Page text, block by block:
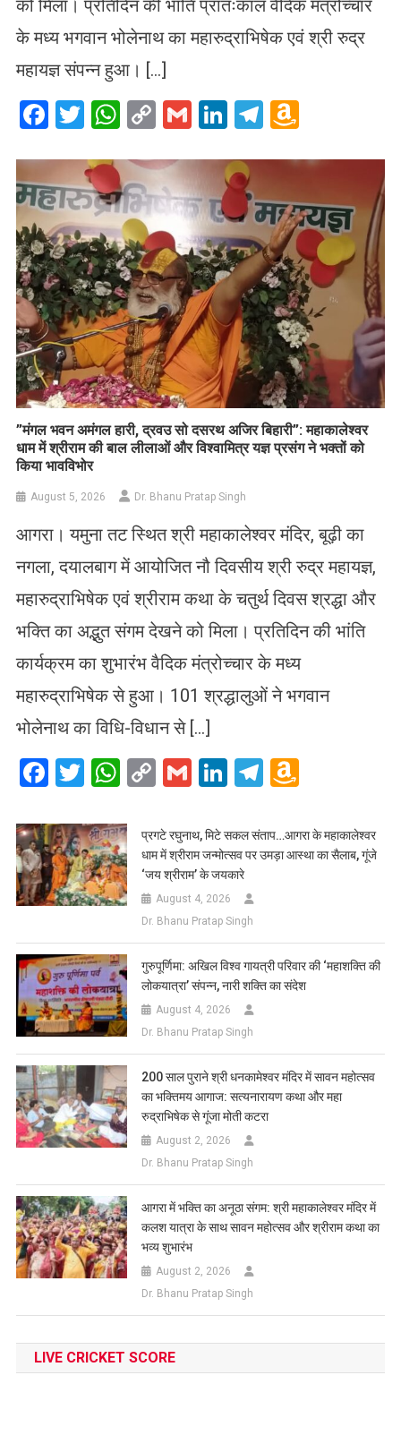
को मिला। प्रतिदिन की भांति प्रातःकाल वैदिक मंत्रोच्चार
के मध्य भगवान भोलेनाथ का महारुद्राभिषेक एवं श्री रुद्र
महायज्ञ संपन्न हुआ। […]
Facebook
Twitter
WhatsApp
CopyGmailLinkedIn
Telegram
List
​”मंगल भवन अमंगल हारी, द्रवउ सो दसरथ अजिर बिहारी”: महाकालेश्वर
धाम में श्रीराम की बाल लीलाओं और विश्वामित्र यज्ञ प्रसंग ने भक्तों को
किया भावविभोर
August 5, 2026 Dr. Bhanu Pratap Singh
आगरा। यमुना तट स्थित श्री महाकालेश्वर मंदिर, बूढ़ी का
नगला, दयालबाग में आयोजित नौ दिवसीय श्री रुद्र महायज्ञ,
महारुद्राभिषेक एवं श्रीराम कथा के चतुर्थ दिवस श्रद्धा और
भक्ति का अद्भुत संगम देखने को मिला। प्रतिदिन की भांति
कार्यक्रम का शुभारंभ वैदिक मंत्रोच्चार के मध्य
महारुद्राभिषेक से हुआ। 101 श्रद्धालुओं ने भगवान
भोलेनाथ का विधि-विधान से […]
Facebook
Twitter
WhatsApp
CopyGmailLinkedIn
Telegram
List
प्रगटे रघुनाथ, मिटे सकल संताप…आगरा के महाकालेश्वर
धाम में श्रीराम जन्मोत्सव पर उमड़ा आस्था का सैलाब, गूंजे
‘जय श्रीराम’ के जयकारे
August 4, 2026
Dr. Bhanu Pratap Singh
गुरुपूर्णिमा: अखिल विश्व गायत्री परिवार की ‘महाशक्ति की
लोकयात्रा’ संपन्न, नारी शक्ति का संदेश
August 4, 2026
Dr. Bhanu Pratap Singh
200 साल पुराने श्री धनकामेश्वर मंदिर में सावन महोत्सव
का भक्तिमय आगाज: सत्यनारायण कथा और महा
रुद्राभिषेक से गूंजा मोती कटरा
August 2, 2026
Dr. Bhanu Pratap Singh
आगरा में भक्ति का अनूठा संगम: श्री महाकालेश्वर मंदिर में
कलश यात्रा के साथ सावन महोत्सव और श्रीराम कथा का
भव्य शुभारंभ
August 2, 2026
Dr. Bhanu Pratap Singh
LIVE CRICKET SCORE